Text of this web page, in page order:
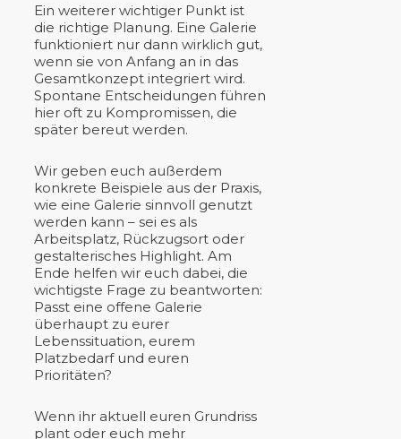
Ein weiterer wichtiger Punkt ist
die richtige Planung. Eine Galerie
funktioniert nur dann wirklich gut,
wenn sie von Anfang an in das
Gesamtkonzept integriert wird.
Spontane Entscheidungen führen
hier oft zu Kompromissen, die
später bereut werden.
Wir geben euch außerdem
konkrete Beispiele aus der Praxis,
wie eine Galerie sinnvoll genutzt
werden kann – sei es als
Arbeitsplatz, Rückzugsort oder
gestalterisches Highlight. Am
Ende helfen wir euch dabei, die
wichtigste Frage zu beantworten:
Passt eine offene Galerie
überhaupt zu eurer
Lebenssituation, eurem
Platzbedarf und euren
Prioritäten?
Wenn ihr aktuell euren Grundriss
plant oder euch mehr